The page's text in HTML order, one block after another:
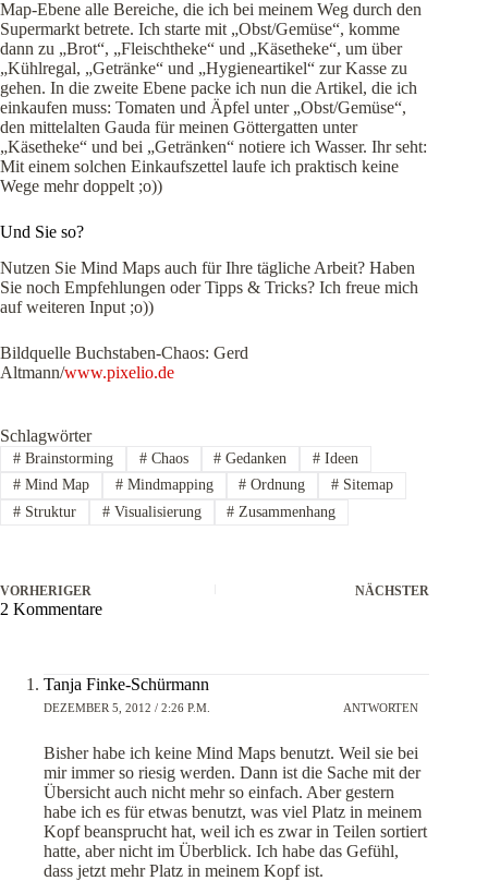
Map-Ebene alle Bereiche, die ich bei meinem Weg durch den
Supermarkt betrete. Ich starte mit „Obst/Gemüse“, komme
dann zu „Brot“, „Fleischtheke“ und „Käsetheke“, um über
„Kühlregal, „Getränke“ und „Hygieneartikel“ zur Kasse zu
gehen. In die zweite Ebene packe ich nun die Artikel, die ich
einkaufen muss: Tomaten und Äpfel unter „Obst/Gemüse“,
den mittelalten Gauda für meinen Göttergatten unter
„Käsetheke“ und bei „Getränken“ notiere ich Wasser. Ihr seht:
Mit einem solchen Einkaufszettel laufe ich praktisch keine
Wege mehr doppelt ;o))
Und Sie so?
Nutzen Sie Mind Maps auch für Ihre tägliche Arbeit? Haben
Sie noch Empfehlungen oder Tipps & Tricks? Ich freue mich
auf weiteren Input ;o))
Bildquelle Buchstaben-Chaos: Gerd
Altmann/www.pixelio.de
Schlagwörter
#Brainstorming #Chaos # Gedanken # Ideen
#Mind Map #Mindmapping # Ordnung # Sitemap
#Struktur #Visualisierung # Zusammenhang
VORHERIGER NÄCHSTER
2 Kommentare
Tanja Finke-Schürmann
DEZEMBER 5, 2012 / 2:26 P.M. ANTWORTEN
Bisher habe ich keine Mind Maps benutzt. Weil sie bei
mir immer so riesig werden. Dann ist die Sache mit der
Übersicht auch nicht mehr so einfach. Aber gestern
habe ich es für etwas benutzt, was viel Platz in meinem
Kopf beansprucht hat, weil ich es zwar in Teilen sortiert
hatte, aber nicht im Überblick. Ich habe das Gefühl,
dass jetzt mehr Platz in meinem Kopf ist.